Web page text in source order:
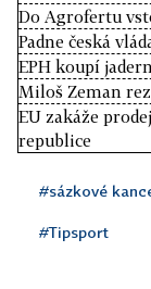
Do Agrofertu
Padne česká
EPH koupí
Miloš Zeman
EU zakáže
republice
#sázkové
#Tipsport